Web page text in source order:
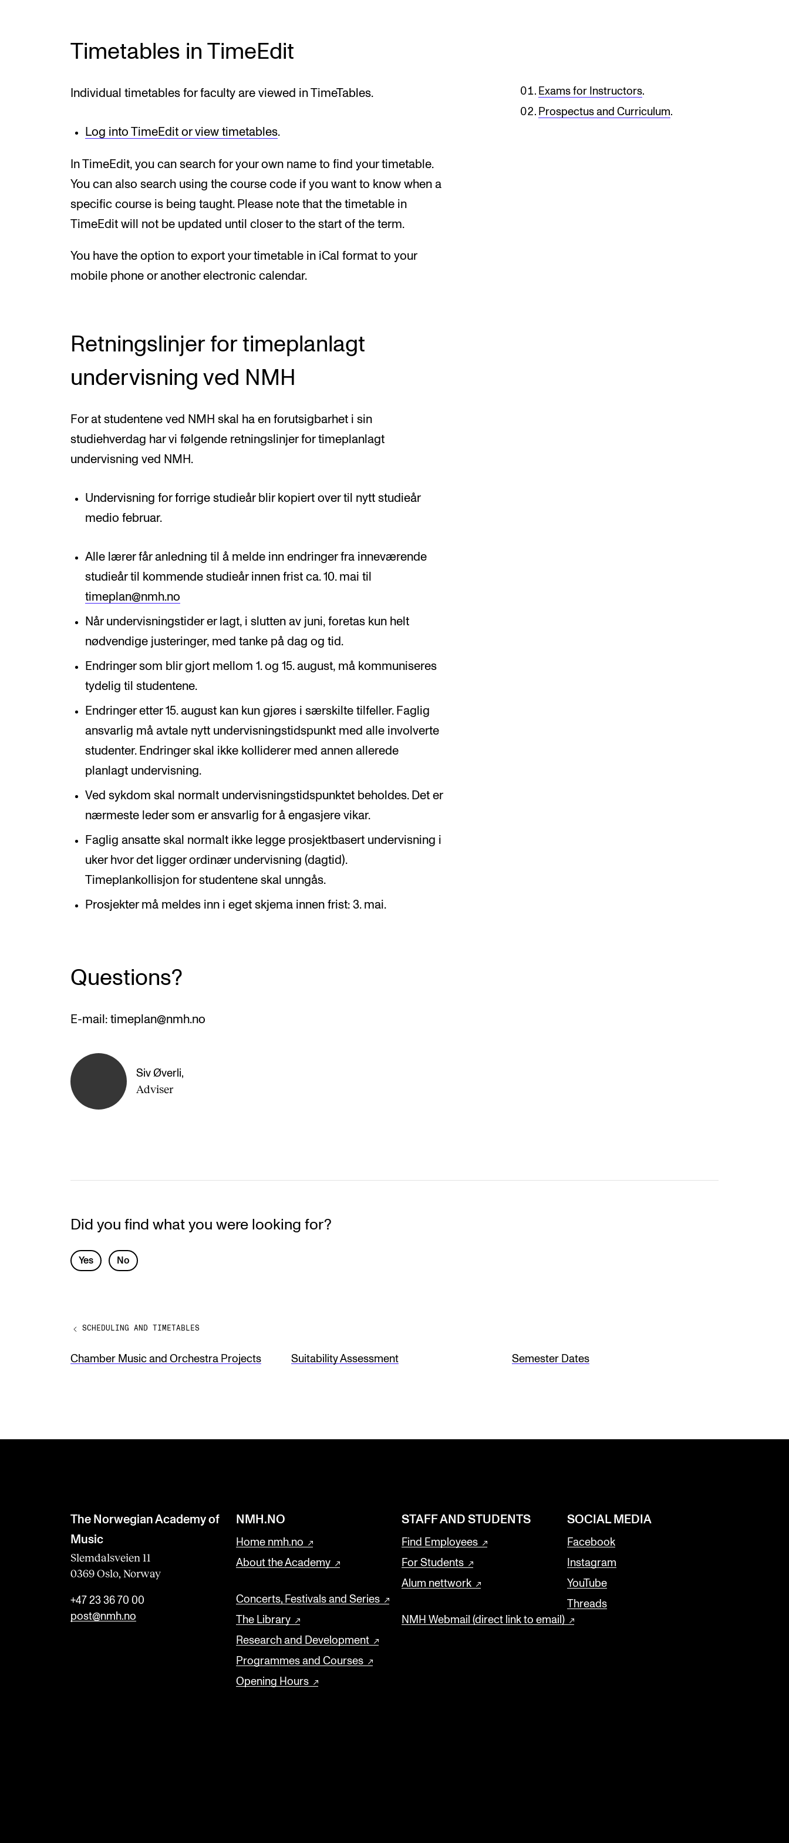
Research Life
The PhD programme in Music Research
For Dr Philos Candidates
Research Ethics
Events for Employees
Posters, programmes and promoting
Borrow equipment – sound, light, video
Sound and image rights
The Academy's Organisation
The Library
Timetables in TimeEdit
Individual timetables for faculty are viewed in TimeTables.
Log into TimeEdit or view timetables.
In TimeEdit, you can search for your own name to find your timetable.
You can also search using the course code if you want to know when a
specific course is being taught. Please note that the timetable in
TimeEdit will not be updated until closer to the start of the term.
You have the option to export your timetable in iCal format to your
mobile phone or another electronic calendar.
Exams for Instructors.
Prospectus and Curriculum.
Retningslinjer for timeplanlagt
undervisning ved NMH
For at studentene ved NMH skal ha en forutsigbarhet i sin
studiehverdag har vi følgende retningslinjer for timeplanlagt
undervisning ved NMH.
Undervisning for forrige studieår blir kopiert over til nytt studieår
medio februar.
Alle lærer får anledning til å melde inn endringer fra inneværende
studieår til kommende studieår innen frist ca. 10. mai til
timeplan@nmh.no
Når undervisningstider er lagt, i slutten av juni, foretas kun helt
nødvendige justeringer, med tanke på dag og tid.
Endringer som blir gjort mellom 1. og 15. august, må kommuniseres
tydelig til studentene.
Endringer etter 15. august kan kun gjøres i særskilte tilfeller. Faglig
ansvarlig må avtale nytt undervisningstidspunkt med alle involverte
studenter. Endringer skal ikke kolliderer med annen allerede
planlagt undervisning.
Ved sykdom skal normalt undervisningstidspunktet beholdes. Det er
nærmeste leder som er ansvarlig for å engasjere vikar.
Faglig ansatte skal normalt ikke legge prosjektbasert undervisning i
uker hvor det ligger ordinær undervisning (dagtid).
Timeplankollisjon for studentene skal unngås.
Prosjekter må meldes inn i eget skjema innen frist: 3. mai.
Questions?
E-mail: timeplan@nmh.no
Siv Øverli,
Adviser
Did you find what you were looking for?
L
e
t
d
b
l
a
n
k
Yes No
SCHEDULING AND TIMETABLES
Chamber Music and Orchestra Projects Suitability Assessment Semester Dates
The Norwegian Academy of
Music
Slemdalsveien 11
0369 Oslo, Norway
+47 23 36 70 00
post@nmh.no
NMH.NO
Home nmh.no
About the Academy
Concerts, Festivals and Series
The Library
Research and Development
Programmes and Courses
Opening Hours
STAFF AND STUDENTS
Find Employees
For Students
Alum nettwork
NMH Webmail (direct link to email)
SOCIAL MEDIA
Facebook
Instagram
YouTube
Threads